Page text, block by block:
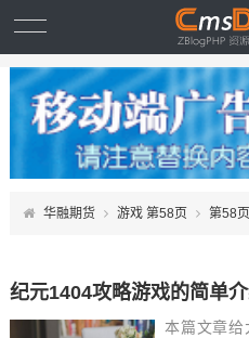
华融期货 游戏 第58页 第58页
纪元1404攻略游戏的简单
本篇文章给